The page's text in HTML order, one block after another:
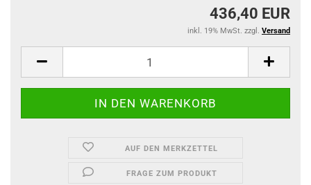
436,40 EUR
inkl. 19% MwSt. zzgl. Versand
AUF DEN MERKZETTEL
FRAGE ZUM PRODUKT